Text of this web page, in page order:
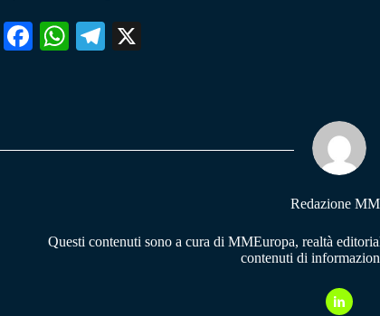
Fa W
pp
Te
m
Redazione
Questi contenuti sono a cura di MMEuropa, realtà
contenuti di